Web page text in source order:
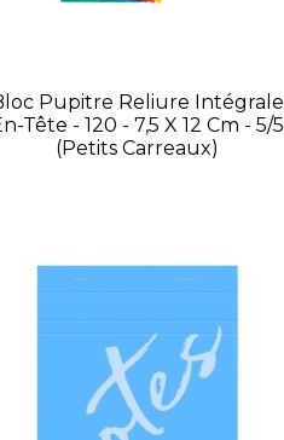
Pupitre Reliure Intégrale
Tête - 120 - 7,5 X 12 Cm - 5/5
(petits Carreaux)